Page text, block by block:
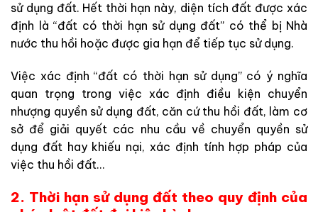
sử dụng đất. Hết thời hạn này, diện tích đất được xác
định là “đất có thời hạn sử dụng đất” có thể bị Nhà
nước thu hồi hoặc được gia hạn để tiếp tục sử dụng.
Việc xác định “đất có thời hạn sử dụng” có ý nghĩa
quan trọng trong việc xác định điều kiện chuyển
nhượng quyền sử dụng đất, căn cứ thu hồi đất, làm cơ
sở để giải quyết các nhu cầu về chuyển quyền sử
dụng đất hay khiếu nại, xác định tính hợp pháp của
việc thu hồi đất…
2. Thời hạn sử dụng đất theo quy định của